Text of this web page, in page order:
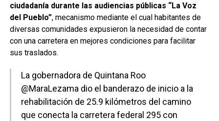
ciudadanía durante las audiencias públicas “La Voz
del Pueblo”, mecanismo mediante el cual habitantes de
diversas comunidades expusieron la necesidad de contar
con una carretera en mejores condiciones para facilitar
sus traslados.
La gobernadora de Quintana Roo
@MaraLezama dio el banderazo de inicio a la
rehabilitación de 25.9 kilómetros del camino
que conecta la carretera federal 295 con